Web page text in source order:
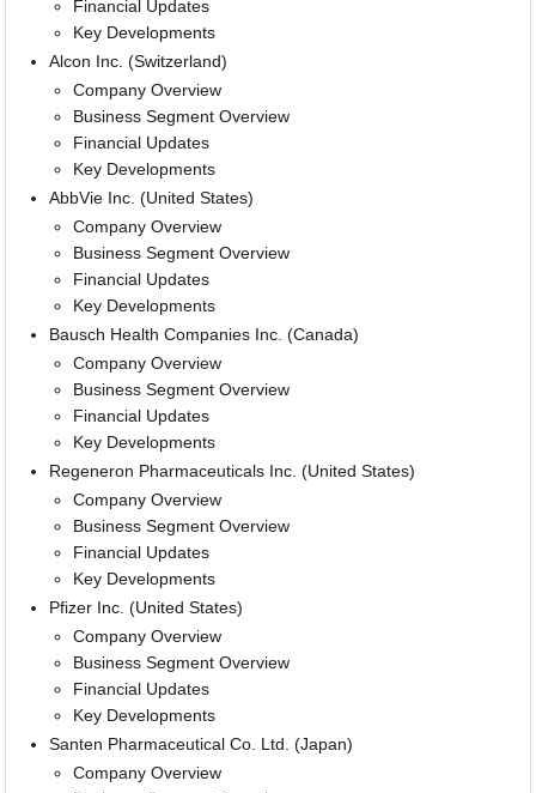
Financial Updates
Key Developments
Alcon Inc. (Switzerland)
Company Overview
Business Segment Overview
Financial Updates
Key Developments
AbbVie Inc. (United States)
Company Overview
Business Segment Overview
Financial Updates
Key Developments
Bausch Health Companies Inc. (Canada)
Company Overview
Business Segment Overview
Financial Updates
Key Developments
Regeneron Pharmaceuticals Inc. (United States)
Company Overview
Business Segment Overview
Financial Updates
Key Developments
Pfizer Inc. (United States)
Company Overview
Business Segment Overview
Financial Updates
Key Developments
Santen Pharmaceutical Co. Ltd. (Japan)
Company Overview